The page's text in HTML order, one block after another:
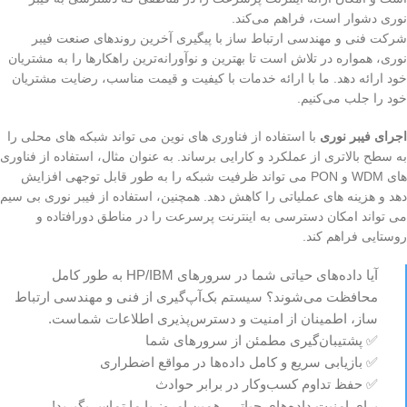
نوری دشوار است، فراهم می‌کند.
شرکت فنی و مهندسی ارتباط ساز با پیگیری آخرین روندهای صنعت فیبر
نوری، همواره در تلاش است تا بهترین و نوآورانه‌ترین راهکارها را به مشتریان
خود ارائه دهد. ما با ارائه خدمات با کیفیت و قیمت مناسب، رضایت مشتریان
خود را جلب می‌کنیم.
اجرای فیبر نوری با استفاده از فناوری های نوین می تواند شبکه های محلی را
به سطح بالاتری از عملکرد و کارایی برساند. به عنوان مثال، استفاده از فناوری
های WDM و PON می تواند ظرفیت شبکه را به طور قابل توجهی افزایش
دهد و هزینه های عملیاتی را کاهش دهد. همچنین، استفاده از فیبر نوری بی سیم
می تواند امکان دسترسی به اینترنت پرسرعت را در مناطق دورافتاده و
روستایی فراهم کند.
آیا داده‌های حیاتی شما در سرورهای HP/IBM به طور کامل
محافظت می‌شوند؟ سیستم بک‌آپ‌گیری از فنی و مهندسی ارتباط
ساز، اطمینان از امنیت و دسترس‌پذیری اطلاعات شماست.
✅ پشتیبان‌گیری مطمئن از سرورهای شما
✅ بازیابی سریع و کامل داده‌ها در مواقع اضطراری
✅ حفظ تداوم کسب‌وکار در برابر حوادث